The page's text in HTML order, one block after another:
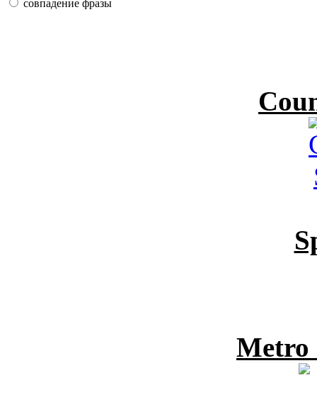
совпадение фразы
Metro